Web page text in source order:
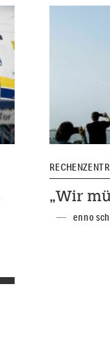
„Wir
enno